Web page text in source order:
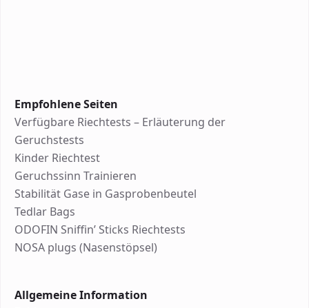
Empfohlene Seiten
Verfügbare Riechtests – Erläuterung der
Geruchstests
Kinder Riechtest
Geruchssinn Trainieren
Stabilität Gase in Gasprobenbeutel
Tedlar Bags
ODOFIN Sniffin’ Sticks Riechtests
NOSA plugs (Nasenstöpsel)
Allgemeine Information